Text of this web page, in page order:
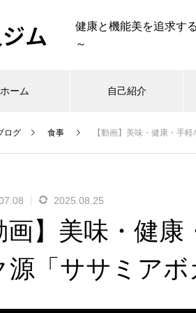
ム
健康と機能美を追求す
～
ホーム 自己紹介
ログ 食事 【動画】美味・健康・手
2025.08.25
画】美味・健
源「ササミアボ